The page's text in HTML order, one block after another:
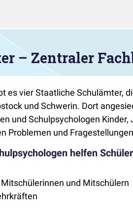
– Zentraler
es vier Staatliche Schulämter,
und Schwerin. Dort
und Schulpsychologen
Problemen und
helfen
und Mitschülern